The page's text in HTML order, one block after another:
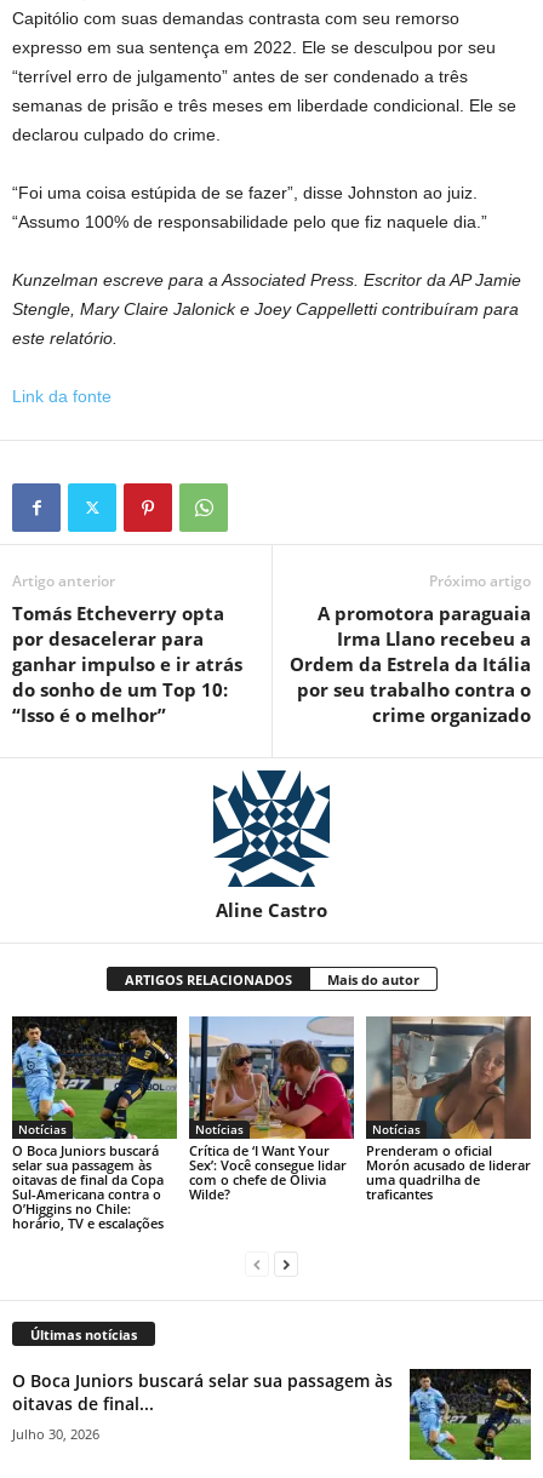
Capitólio com suas demandas contrasta com seu remorso
expresso em sua sentença em 2022. Ele se desculpou por seu
“terrível erro de julgamento” antes de ser condenado a três
semanas de prisão e três meses em liberdade condicional. Ele se
declarou culpado do crime.
“Foi uma coisa estúpida de se fazer”, disse Johnston ao juiz.
“Assumo 100% de responsabilidade pelo que fiz naquele dia.”
Kunzelman escreve para a Associated Press. Escritor da AP Jamie
Stengle, Mary Claire Jalonick e Joey Cappelletti contribuíram para
este relatório.
Link da fonte
Artigo anterior
Tomás Etcheverry opta
por desacelerar para
ganhar impulso e ir atrás
do sonho de um Top 10:
“Isso é o melhor”
Próximo artigo
A promotora paraguaia
Irma Llano recebeu a
Ordem da Estrela da Itália
por seu trabalho contra o
crime organizado
Aline Castro
ARTIGOS RELACIONADOS Mais do autor
Notícias
O Boca Juniors buscará
selar sua passagem às
oitavas de final da Copa
Sul-Americana contra o
O’Higgins no Chile:
horário, TV e escalações
Notícias
Crítica de ‘I Want Your
Sex’: Você consegue lidar
com o chefe de Olivia
Wilde?
Notícias
Prenderam o oficial
Morón acusado de liderar
uma quadrilha de
traficantes
Últimas notícias
O Boca Juniors buscará selar sua passagem às
oitavas de final...
Julho 30, 2026